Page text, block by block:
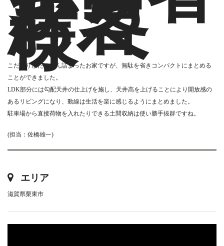
お客
様へ
こだわりがたくさん詰まったお家ですが、無駄を省きコンパクトにまとめる
ことができました。
LDK部分には勾配天井の仕上げを施し、天井高を上げることにより開放感の
あるリビングになり、動線は生活を楽に感じるようにまとめました。
駐車場から直接荷物を入れたりできる土間収納は使い勝手抜群ですね。
(担当：佐橋雄一)
エリア
滋賀県栗東市